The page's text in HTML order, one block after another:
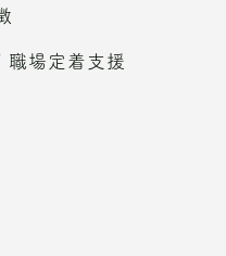
職場定着支援